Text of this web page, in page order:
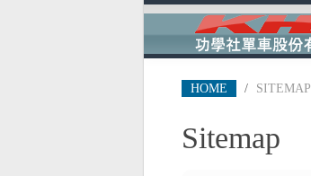
HOME / SITEMAP
Sitemap